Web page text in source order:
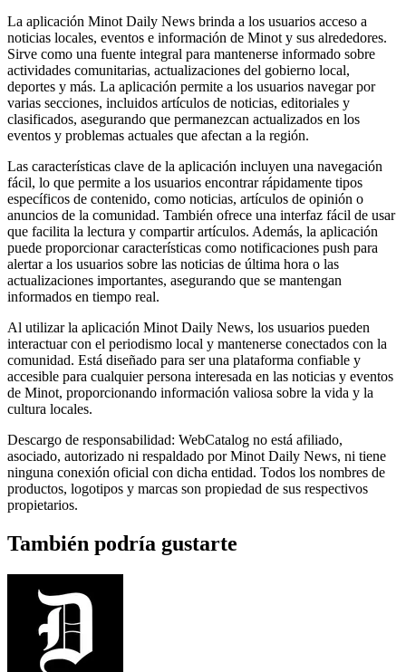
La aplicación Minot Daily News brinda a los usuarios acceso a
noticias locales, eventos e información de Minot y sus alrededores.
Sirve como una fuente integral para mantenerse informado sobre
actividades comunitarias, actualizaciones del gobierno local,
deportes y más. La aplicación permite a los usuarios navegar por
varias secciones, incluidos artículos de noticias, editoriales y
clasificados, asegurando que permanezcan actualizados en los
eventos y problemas actuales que afectan a la región.
Las características clave de la aplicación incluyen una navegación
fácil, lo que permite a los usuarios encontrar rápidamente tipos
específicos de contenido, como noticias, artículos de opinión o
anuncios de la comunidad. También ofrece una interfaz fácil de usar
que facilita la lectura y compartir artículos. Además, la aplicación
puede proporcionar características como notificaciones push para
alertar a los usuarios sobre las noticias de última hora o las
actualizaciones importantes, asegurando que se mantengan
informados en tiempo real.
Al utilizar la aplicación Minot Daily News, los usuarios pueden
interactuar con el periodismo local y mantenerse conectados con la
comunidad. Está diseñado para ser una plataforma confiable y
accesible para cualquier persona interesada en las noticias y eventos
de Minot, proporcionando información valiosa sobre la vida y la
cultura locales.
Descargo de responsabilidad: WebCatalog no está afiliado,
asociado, autorizado ni respaldado por Minot Daily News, ni tiene
ninguna conexión oficial con dicha entidad. Todos los nombres de
productos, logotipos y marcas son propiedad de sus respectivos
propietarios.
También podría gustarte